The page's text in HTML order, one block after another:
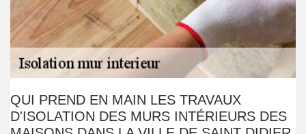
QUI PREND EN MAIN LES TRAVAUX
D'ISOLATION DES MURS INTÉRIEURS DES